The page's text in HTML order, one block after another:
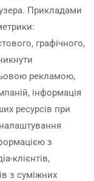
Прикладами
графічного,
рекламою,
інформація
ресурсів при
з
клієнтів,
з суміжних